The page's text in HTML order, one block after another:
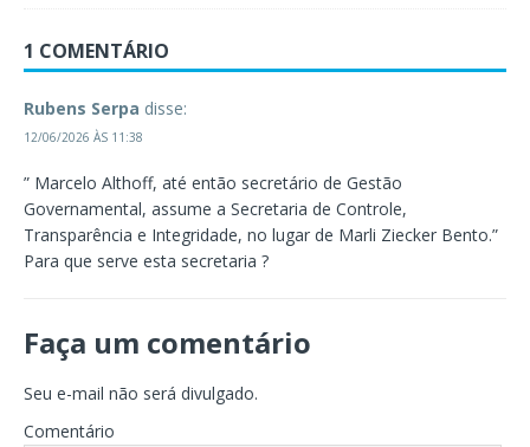
1 COMENTÁRIO
Rubens Serpa disse:
12/06/2026 ÀS 11:38
” Marcelo Althoff, até então secretário de Gestão
Governamental, assume a Secretaria de Controle,
Transparência e Integridade, no lugar de Marli Ziecker Bento.”
Para que serve esta secretaria ?
Faça um comentário
Seu e-mail não será divulgado.
Comentário